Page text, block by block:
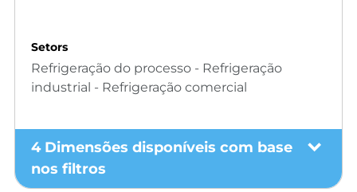
Setors
Refrigeração do processo - Refrigeração
industrial - Refrigeração comercial
4 Dimensões disponíveis com base
nos filtros